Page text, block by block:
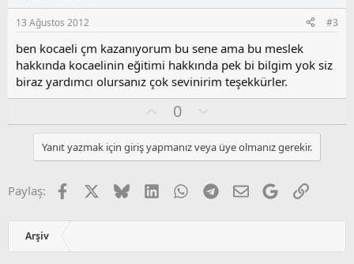
s
u
z
o
y
l
13 Ağustos 2012 #3
ben kocaeli çm kazanıyorum bu sene ama bu meslek
hakkında kocaelinin eğitimi hakkında pek bi bilgim yok siz
biraz yardımcı olursanız çok sevinirim teşekkürler.
y
l
a
0
l
u
m
u
z
o
l
Yanıt yazmak için giriş yapmanız veya üye olmanız gerekir.
Paylaş: Facebook BlueskyLinkedInWhatsApp
Telegram
E-postaGoogleLink
Arşiv